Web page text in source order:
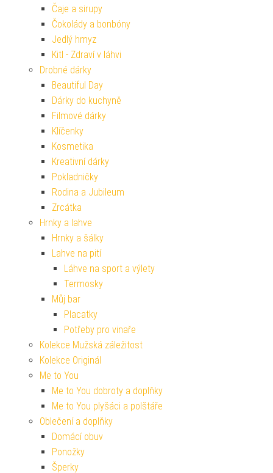
Čaje a sirupy
Čokolády a bonbóny
Jedlý hmyz
Kitl - Zdraví v láhvi
Drobné dárky
Beautiful Day
Dárky do kuchyně
Filmové dárky
Klíčenky
Kosmetika
Kreativní dárky
Pokladničky
Rodina a Jubileum
Zrcátka
Hrnky a lahve
Hrnky a šálky
Lahve na pití
Láhve na sport a výlety
Termosky
Můj bar
Placatky
Potřeby pro vinaře
Kolekce Mužská záležitost
Kolekce Originál
Me to You
Me to You dobroty a doplňky
Me to You plyšáci a polštáře
Oblečení a doplňky
Domácí obuv
Ponožky
Šperky